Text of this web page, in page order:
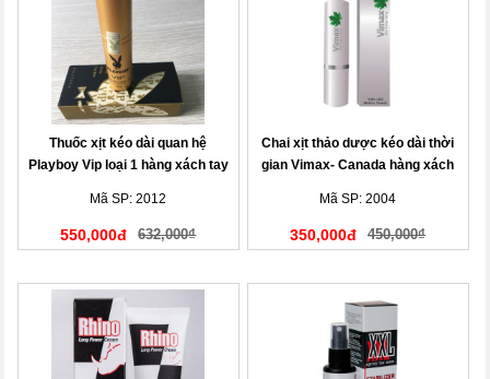
Thuốc xịt kéo dài quan hệ
Playboy Vip loại 1 hàng xách tay
Mã SP: 2012
550,000đ 632,000₫
Chai xịt thảo dược kéo dài thời
gian Vimax- Canada hàng xách
Mã SP: 2004
350,000đ 450,000₫